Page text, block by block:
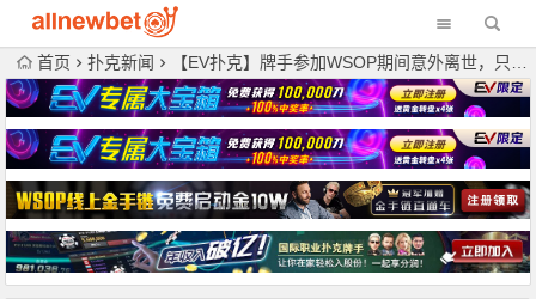
首页 扑克新闻 【EV扑克】牌手参加WSOP期间意外离世，只有33岁，去年刚拿到第一条金手链